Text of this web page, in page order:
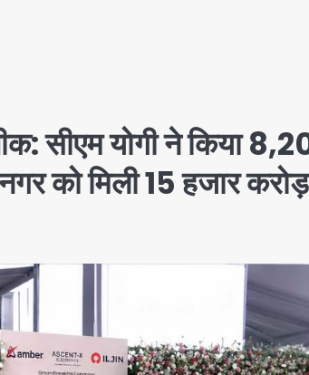
सीएम योगी ने किया
को मिली 15 हजार करोड़